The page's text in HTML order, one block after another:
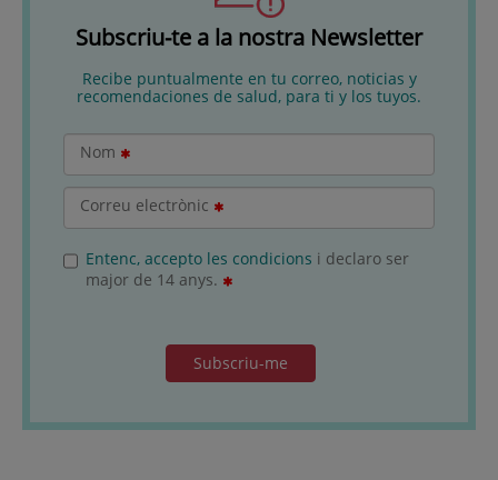
Subscriu-te a la nostra Newsletter
Recibe puntualmente en tu correo, noticias y
recomendaciones de salud, para ti y los tuyos.
Nom
Correu electrònic
Entenc, accepto les condicions i declaro ser
major de 14 anys.
Subscriu-me